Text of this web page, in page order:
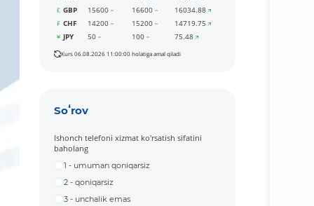
GBP
15600 16600
16034.88
CHF
14200 15200
14719.75
JPY
50 100 75.48
Kurs 06.08.2026 11:00:00 holatiga amal qiladi
Soʻrov
Ishonch telefoni xizmat ko'rsatish sifatini
baholang
1 - umuman qoniqarsiz
2 - qoniqarsiz
3 - unchalik emas